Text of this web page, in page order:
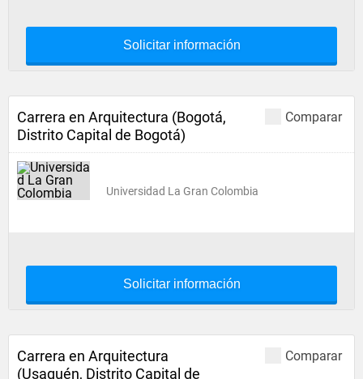
Solicitar información
Comparar
Carrera en Arquitectura (Bogotá,
Distrito Capital de Bogotá)
Universidad La Gran Colombia
Solicitar información
Comparar
Carrera en Arquitectura
(Usaquén, Distrito Capital de